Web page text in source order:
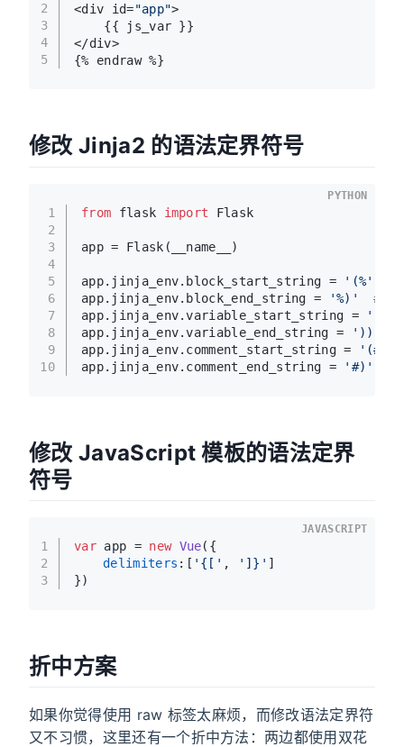
2
3
4
5
<div id="app">
    {{ js_var }}
</div>
{% endraw %}
修改 Jinja2 的语法定界符号
1
2
3
4
5
6
7
8
9
10
from flask import Flask
app = Flask(__name__)
app.jinja_env.block_start_string = '(%'
app.jinja_env.block_end_string =
'%)'
# 修
app.jinja_env.variable_start_string =
'(('
app.jinja_env.variable_end_string =
'))'
app.jinja_env.comment_start_string =
'(#'
app.jinja_env.comment_end_string =
'#)'
PYTHON
修改 JavaScript 模板的语法定界
符号
1
2
3
var app = new Vue({
delimiters :[ '{[' , ']}' ]
})
JAVASCRIPT
折中方案
如果你觉得使用 raw 标签太麻烦，而修改语法定界符
又不习惯，这里还有一个折中方法：两边都使用双花